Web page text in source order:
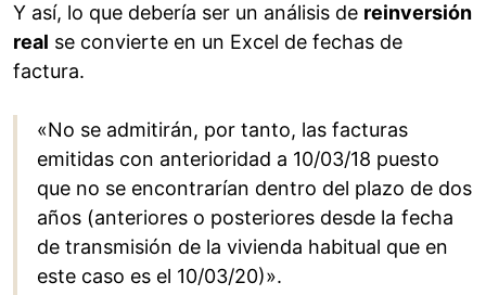
Y así, lo que debería ser un análisis de reinversión
real se convierte en un Excel de fechas de
factura.
«No se admitirán, por tanto, las facturas
emitidas con anterioridad a 10/03/18 puesto
que no se encontrarían dentro del plazo de dos
años (anteriores o posteriores desde la fecha
de transmisión de la vivienda habitual que en
este caso es el 10/03/20)».